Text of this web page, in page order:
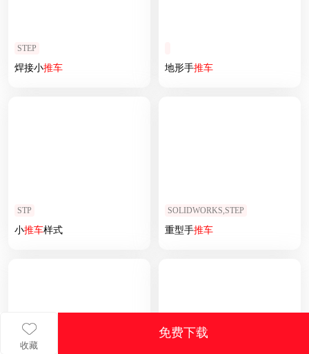
收藏
免费下载
STEP
焊接小推车 地形手推车
STP
小推车样式
SOLIDWORKS,STEP
重型手推车